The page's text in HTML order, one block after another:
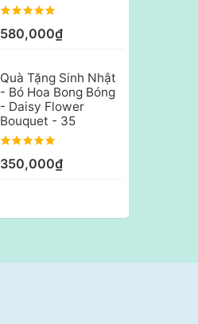
580,000₫
Quà Tặng Sinh Nhật
- Bó Hoa Bong Bóng
- Daisy Flower
Bouquet - 35
350,000₫